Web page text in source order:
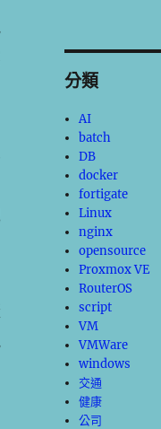
分類
AI
batch
DB
docker
fortigate
Linux
nginx
opensource
Proxmox VE
RouterOS
script
VM
VMWare
windows
交通
健康
公司